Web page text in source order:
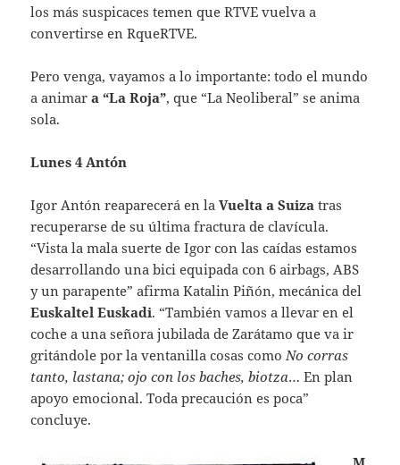
los más suspicaces temen que RTVE vuelva a
convertirse en RqueRTVE.
Pero venga, vayamos a lo importante: todo el mundo
a animara “La Roja”, que “La Neoliberal” se anima
sola.
Lunes 4 Antón
Igor Antón reaparecerá en laVuelta a Suiza tras
recuperarse de su última fractura de clavícula.
“Vista la mala suerte de Igor con las caídas estamos
desarrollando una bici equipada con 6 airbags, ABS
y un parapente” afirma Katalin Piñón, mecánica del
Euskaltel Euskadi. “También vamos a llevar en el
coche a una señora jubilada de Zarátamo que va ir
gritándole por la ventanilla cosas como No corras
tanto, lastana; ojo con los baches, biotza… En plan
apoyo emocional. Toda precaución es poca”
concluye.